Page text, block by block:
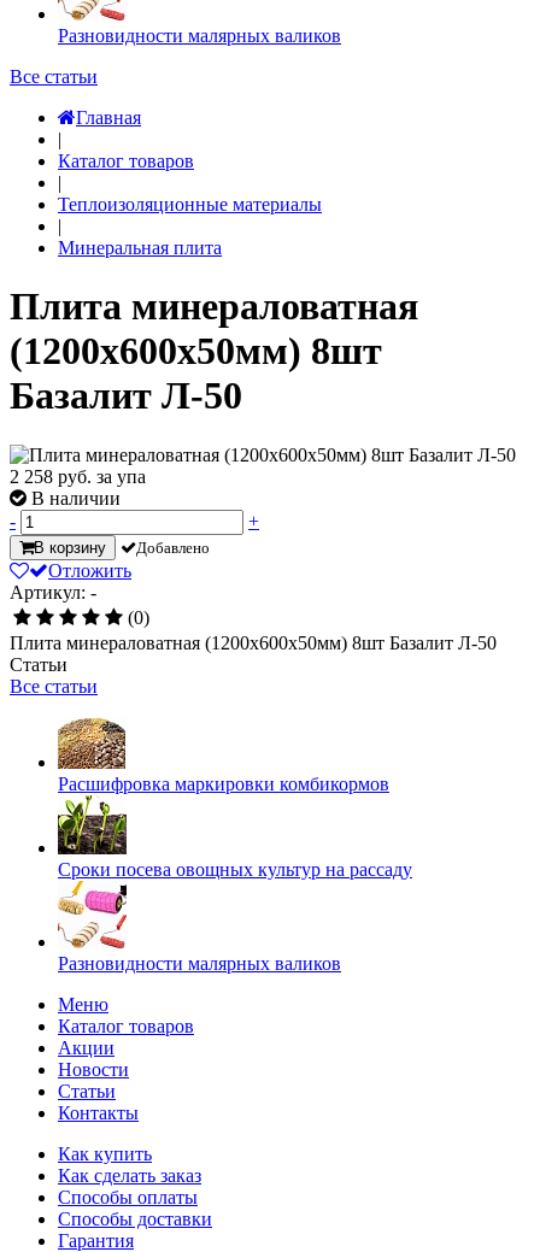
Разновидности малярных валиков
Все статьи
Главная
|
Каталог товаров
|
Теплоизоляционные материалы
|
Минеральная плита
Плита минераловатная
(1200х600х50мм) 8шт
Базалит Л-50
2 258 руб. за упа
В наличии
-
+
В корзину Добавлено
Отложить
Артикул: -
(0)
Плита минераловатная (1200х600х50мм) 8шт Базалит Л-50
Статьи
Все статьи
Расшифровка маркировки комбикормов
Сроки посева овощных культур на рассаду
Разновидности малярных валиков
Меню
Каталог товаров
Акции
Новости
Статьи
Контакты
Как купить
Как сделать заказ
Способы оплаты
Способы доставки
Гарантия